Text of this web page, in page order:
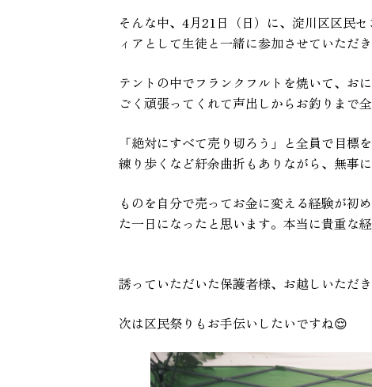
そんな中、4月21日（日）に、淀川区区民
ィアとして生徒と一緒に参加させていただ
テントの中でフランクフルトを焼いて、お
ごく頑張ってくれて声出しからお釣りまで
「絶対にすべて売り切ろう」と全員で目
練り歩くなど紆余曲折もありながら、無事
ものを自分で売ってお金に変える経験が初
た一日になったと思います。本当に貴重な
誘っていただいた保護者様、お越しいただ
次は区民祭りもお手伝いしたいですね😌